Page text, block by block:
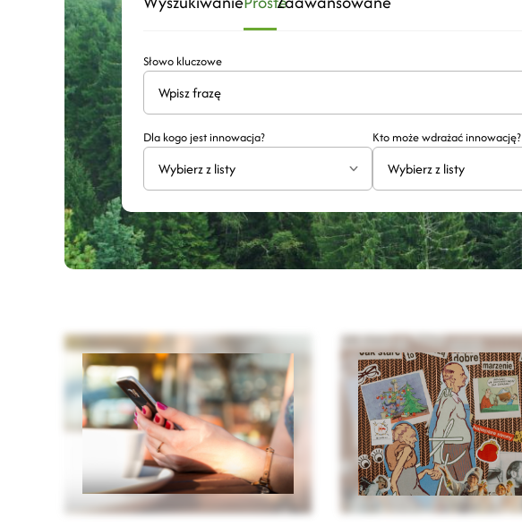
Słowo kluczowe
Dla kogo jest innowacja?
Wybierz z listy
Kto może wdrażać innowację?
Wybierz z listy